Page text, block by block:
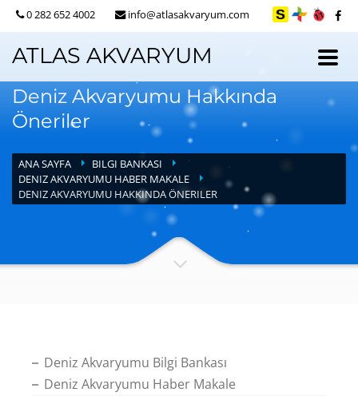
0 282 652 4002 info@atlasakvaryum.com
ATLAS AKVARYUM
Deniz Akvaryumu Hakkında
Öneriler
ANA SAYFA
BILGI BANKASI
DENIZ AKVARYUMU HABER MAKALE
DENIZ AKVARYUMU HAKKINDA ÖNERILER
Deniz Akvaryumu Bilgi Bankası
Deniz Akvaryumu Haber Makale